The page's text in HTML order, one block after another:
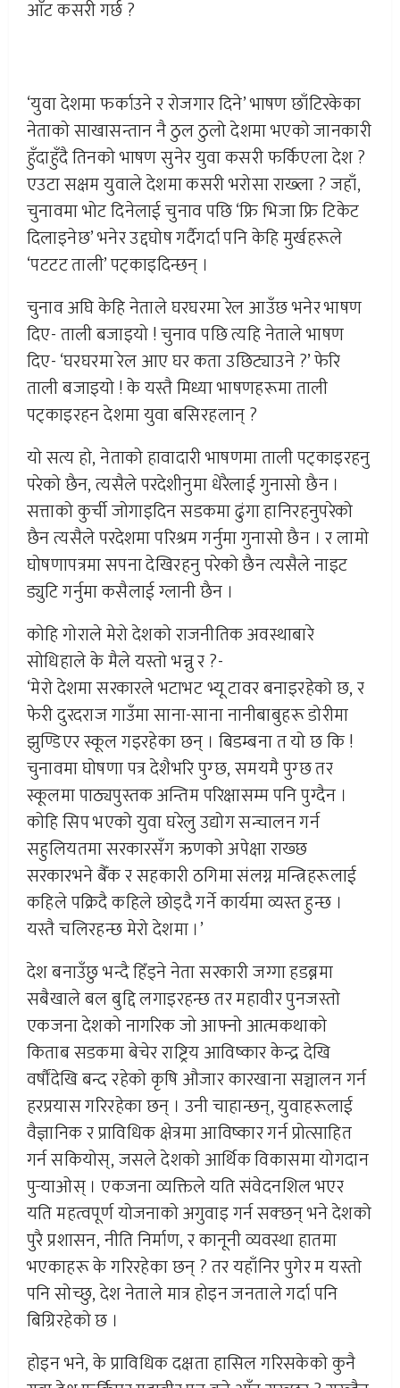
आँट कसरी गर्छ ?
‘युवा देशमा फर्काउने र रोजगार दिने’ भाषण छाँटिरकेका
नेताको साखासन्तान नै ठुल ठुलो देशमा भएको जानकारी
हुँदाहुँदै तिनको भाषण सुनेर युवा कसरी फर्किएला देश ?
एउटा सक्षम युवाले देशमा कसरी भरोसा राख्ला ? जहाँ,
चुनावमा भोट दिनेलाई चुनाव पछि ‘फ्रि भिजा फ्रि टिकेट
दिलाइनेछ’ भनेर उद्दघोष गर्दैगर्दा पनि केहि मुर्खहरूले
‘पटटट ताली’ पट्काइदिन्छन् ।
चुनाव अघि केहि नेताले घरघरमा रेल आउँछ भनेर भाषण
दिए- ताली बजाइयो ! चुनाव पछि त्यहि नेताले भाषण
दिए- ‘घरघरमा रेल आए घर कता उछिट्याउने ?’ फेरि
ताली बजाइयो ! के यस्तै मिध्या भाषणहरूमा ताली
पट्काइरहन देशमा युवा बसिरहलान् ?
यो सत्य हो, नेताको हावादारी भाषणमा ताली पट्काइरहनु
परेको छैन, त्यसैले परदेशीनुमा धेरैलाई गुनासो छैन ।
सत्ताको कुर्ची जोगाइदिन सडकमा ढुंगा हानिरहनुपरेको
छैन त्यसैले परदेशमा परिश्रम गर्नुमा गुनासो छैन । र लामो
घोषणापत्रमा सपना देखिरहनु परेको छैन त्यसैले नाइट
ड्युटि गर्नुमा कसैलाई ग्लानी छैन ।
कोहि गोराले मेरो देशको राजनीतिक अवस्थाबारे
सोधिहाले के मैले यस्तो भन्नु र ?-
‘मेरो देशमा सरकारले भटाभट भ्यू टावर बनाइरहेको छ, र
फेरी दुरदराज गाउँमा साना-साना नानीबाबुहरू डोरीमा
झुण्डिएर स्कूल गइरहेका छन् । बिडम्बना त यो छ कि !
चुनावमा घोषणा पत्र देशैभरि पुग्छ, समयमै पुग्छ तर
स्कूलमा पाठ्यपुस्तक अन्तिम परिक्षासम्म पनि पुग्दैन ।
कोहि सिप भएको युवा घरेलु उद्योग सन्चालन गर्न
सहुलियतमा सरकारसँग ऋणको अपेक्षा राख्छ
सरकारभने बैँक र सहकारी ठगिमा संलग्न मन्त्रिहरूलाई
कहिले पक्रिदै कहिले छोड्दै गर्ने कार्यमा व्यस्त हुन्छ ।
यस्तै चलिरहन्छ मेरो देशमा ।’
देश बनाउँछु भन्दै हिँड्ने नेता सरकारी जग्गा हडब्नमा
सबैखाले बल बुद्दि लगाइरहन्छ तर महावीर पुनजस्तो
एकजना देशको नागरिक जो आफ्नो आत्मकथाको
किताब सडकमा बेचेर राष्ट्रिय आविष्कार केन्द्र देखि
वर्षौंदेखि बन्द रहेको कृषि औजार कारखाना सञ्चालन गर्न
हरप्रयास गरिरहेका छन् । उनी चाहान्छन्, युवाहरूलाई
वैज्ञानिक र प्राविधिक क्षेत्रमा आविष्कार गर्न प्रोत्साहित
गर्न सकियोस्, जसले देशको आर्थिक विकासमा योगदान
पुर्‍याओस् । एकजना व्यक्तिले यति संवेदनशिल भएर
यति महत्वपूर्ण योजनाको अगुवाइ गर्न सक्छन् भने देशको
पुरै प्रशासन, नीति निर्माण, र कानूनी व्यवस्था हातमा
भएकाहरू के गरिरहेका छन् ? तर यहाँनिर पुगेर म यस्तो
पनि सोच्छु, देश नेताले मात्र होइन जनताले गर्दा पनि
बिग्रिरहेको छ ।
होइन भने, के प्राविधिक दक्षता हासिल गरिसकेको कुनै